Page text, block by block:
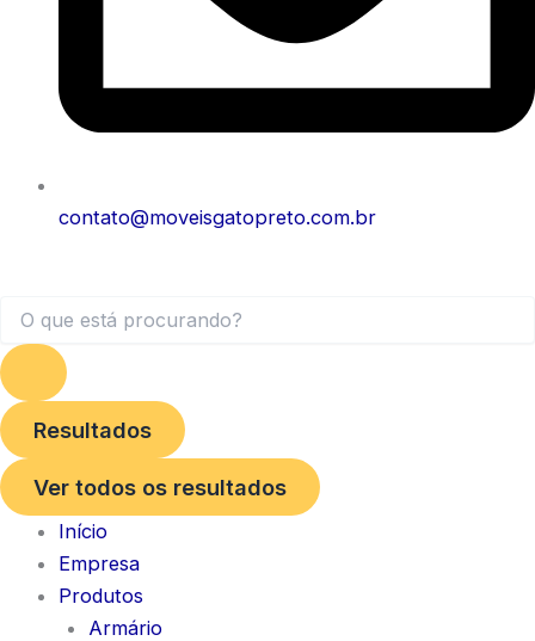
contato@moveisgatopreto.com.br
Resultados
Ver todos os resultados
Início
Empresa
Produtos
Armário